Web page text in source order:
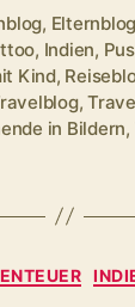
,
, Indien,
Kind,
,
in Bildern,